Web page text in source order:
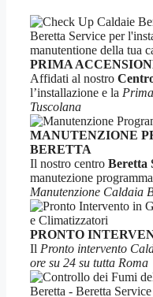
PRIMA
Affidati al nostro
l’installazione e la
Tuscolana
MANUTENZIONE
BERETTA
Il nostro centro Beretta
manutezione
Manutenzione Caldaia
PRONTO
Il Pronto intervento
ore su 24 su tutta Roma